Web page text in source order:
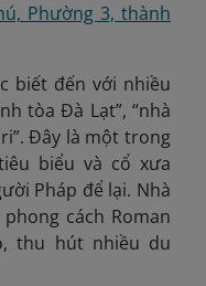
Phường 3, thành
biết đến với nhiều
tòa Đà Lạt”, “nhà
Đây là một trong
biểu và cổ xưa
Pháp để lại. Nhà
cách Roman
thu hút nhiều du